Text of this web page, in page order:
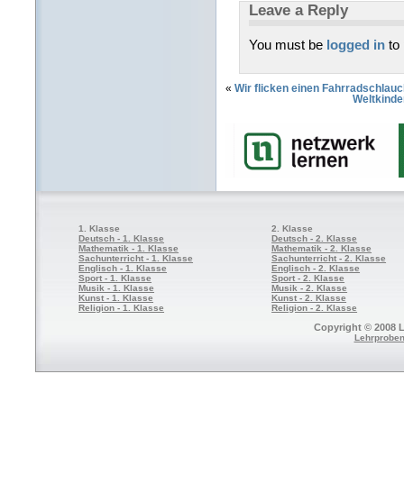
Leave a Reply
You must be logged in to
« Wir flicken einen
1. Klasse
Deutsch - 1. Klasse
Mathematik - 1. Klasse
Sachunterricht - 1. Klasse
Englisch - 1. Klasse
Sport - 1. Klasse
Musik - 1. Klasse
Kunst - 1. Klasse
Religion - 1. Klasse
2. Klasse
Deutsch - 2. Klasse
Mathematik - 2. Klasse
Sachunterricht - 2. Klasse
Englisch - 2. Klasse
Sport - 2. Klasse
Musik - 2. Klasse
Kunst - 2. Klasse
Religion - 2. Klasse
Copyright © 2008